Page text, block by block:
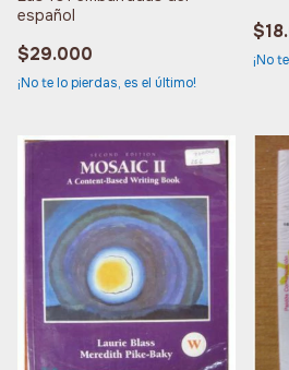
español
$29.000
¡No te lo pierdas, es el último!
¡No